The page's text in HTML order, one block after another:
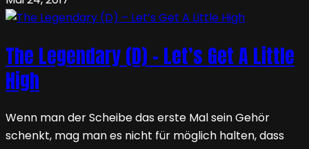
The Legendary (D) – Let’s Get A Little
High
Wenn man der Scheibe das erste Mal sein Gehör
schenkt, mag man es nicht für möglich halten, dass